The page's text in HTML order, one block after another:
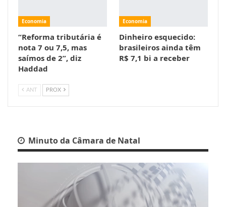
Economia
“Reforma tributária é
nota 7 ou 7,5, mas
saímos de 2”, diz
Haddad
Economia
Dinheiro esquecido:
brasileiros ainda têm
R$ 7,1 bi a receber
ANT PROX
Minuto da Câmara de Natal